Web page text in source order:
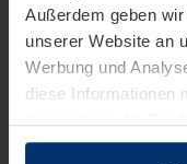
Außerdem geben
unserer Website an
Werbung und
diese Informationen
sie im Rahmen